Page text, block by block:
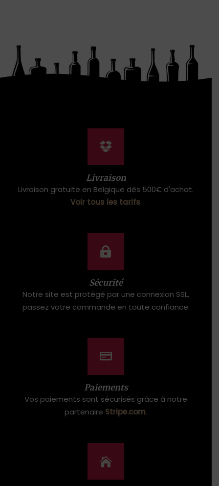
Livraison
Livraison gratuite en Belgique dès 500€ d'achat.
Voir tous les tarifs.
Sécurité
Notre site est protégé par une connexion SSL,
passez votre commande en toute confiance.
Paiements
Vos paiements sont sécurisés grâce à notre
partenaire Stripe.com.